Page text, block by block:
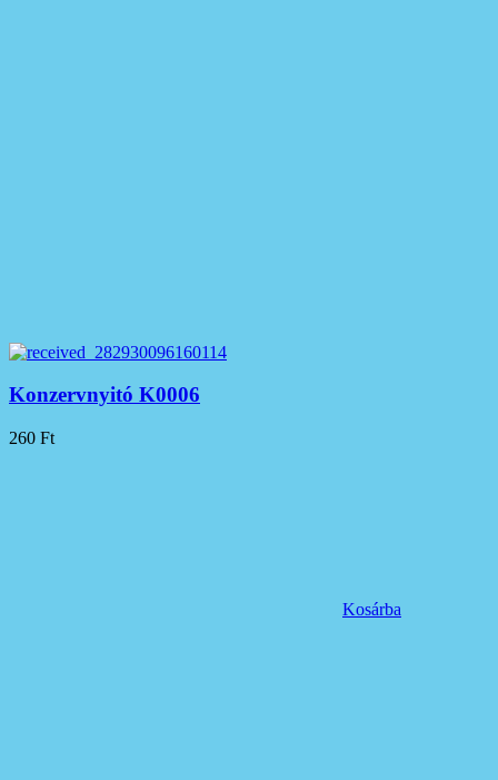
Konzervnyitó K0006
260 Ft
Kosárba